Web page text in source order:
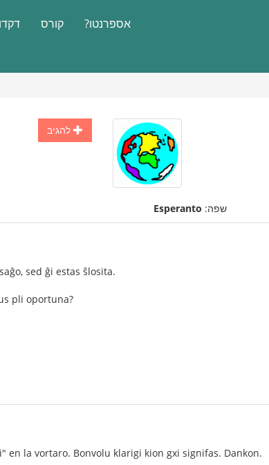
אספרנטו? קורס
להגיב
שפה: Esperanto
sed ĝi estas ŝlosita.
pli oportuna?
en la vortaro. Bonvolu klarigi kion gxi signifas. Dankon.